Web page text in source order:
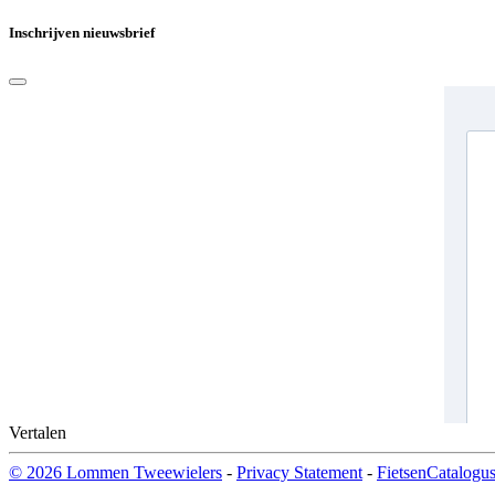
Inschrijven nieuwsbrief
Vertalen
© 2026 Lommen Tweewielers - Privacy Statement -